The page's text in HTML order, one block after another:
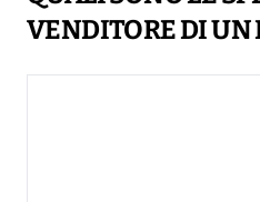
VENDITORE DI